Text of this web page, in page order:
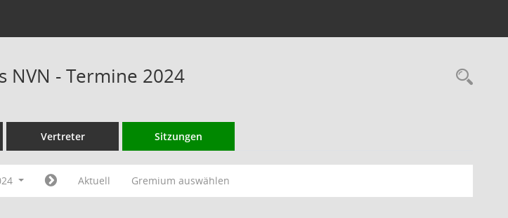
NVN - Termine 2024
Vertreter Sitzungen
Aktuell Gremium auswählen